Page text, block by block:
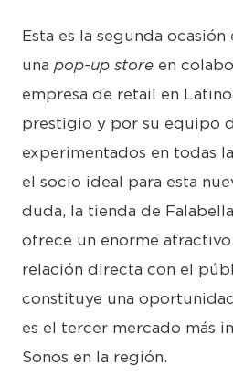
Esta es la segunda
una pop-up store en
empresa de retail en
prestigio y por su equipo
experimentados en todas
el socio ideal para esta
duda, la tienda de
ofrece un enorme
relación directa con el
constituye una
es el tercer mercado más
Sonos en la región.